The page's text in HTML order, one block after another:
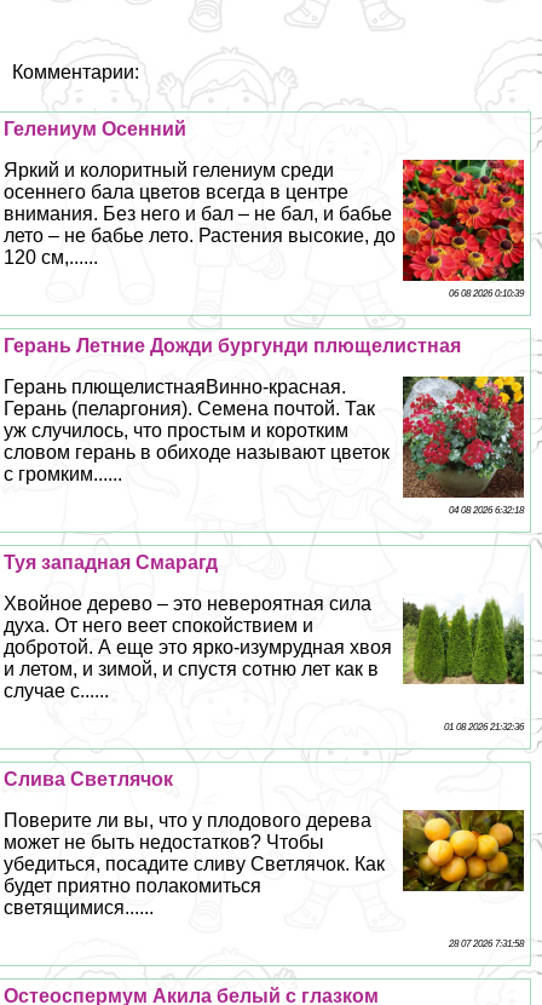
Комментарии:
Гелениум Осенний
Яркий и колоритный гелениум среди
осеннего бала цветов всегда в центре
внимания. Без него и бал – не бал, и бабье
лето – не бабье лето. Растения высокие, до
120 см,......
06 08 2026 0:10:39
Герань Летние Дожди бургунди плющелистная
Герань плющелистнаяВинно-красная.
Герань (пеларгония). Семена почтой. Так
уж случилось, что простым и коротким
словом герань в обиходе называют цветок
с громким......
04 08 2026 6:32:18
Туя западная Смарагд
Хвойное дерево – это невероятная сила
духа. От него веет спокойствием и
добротой. А еще это ярко-изумрудная хвоя
и летом, и зимой, и спустя сотню лет как в
случае с......
01 08 2026 21:32:36
Слива Светлячок
Поверите ли вы, что у плодового дерева
может не быть недостатков? Чтобы
убедиться, посадите сливу Светлячок. Как
будет приятно полакомиться
светящимися......
28 07 2026 7:31:58
Остеоcпepмум Акила белый с глазком